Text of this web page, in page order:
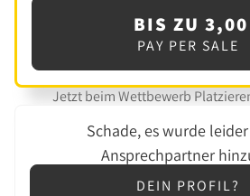
BIS ZU
PAY PER SALE
Jetzt beim Wettbewerb
Schade, es wurde
Ansprechpartner
DEIN PROFIL?